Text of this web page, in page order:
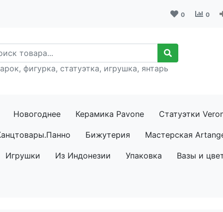
0 0
фигурка, статуэтка, игрушка, янтарь
Новогоднее Керамика Pavone Статуэтки
Бижутерия Мастерская
Игрушки Из Индонезии Упаковка Вазы и